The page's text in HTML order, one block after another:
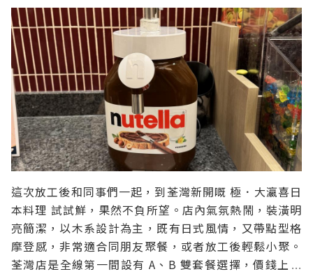
這次放工後和同事們一起，到荃灣新開嘅 極．大瀛喜日
本料理 試試鮮，果然不負所望。店內氣氛熱鬧，裝潢明
亮簡潔，以木系設計為主，既有日式風情，又帶點型格
摩登感，非常適合同朋友聚餐，或者放工後輕鬆小聚。
荃灣店是全線第一間設有 A、B 雙套餐選擇，價錢上 B